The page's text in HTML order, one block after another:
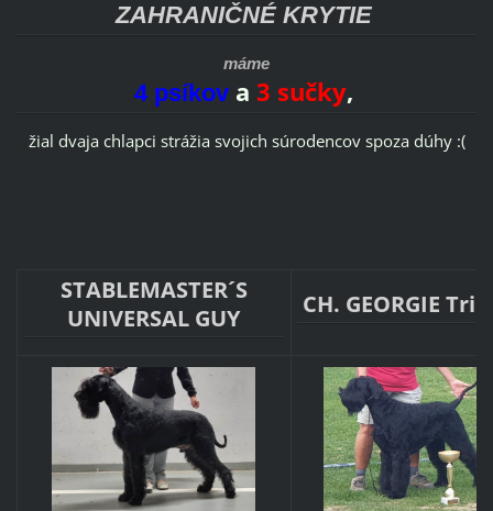
ZAHRANIČNÉ KRYTIE
máme
4 psíkova 3 sučky,
žial dvaja chlapci strážia svojich súrodencov spoza dúhy :(
STABLEMASTER´S
UNIVERSAL GUY
CH. GEORGIE